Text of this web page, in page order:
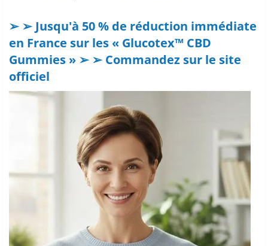
➢ ➢ Jusqu'à 50 % de réduction immédiate
en France sur les « Glucotex™ CBD
Gummies » ➢ ➢ Commandez sur le site
officiel